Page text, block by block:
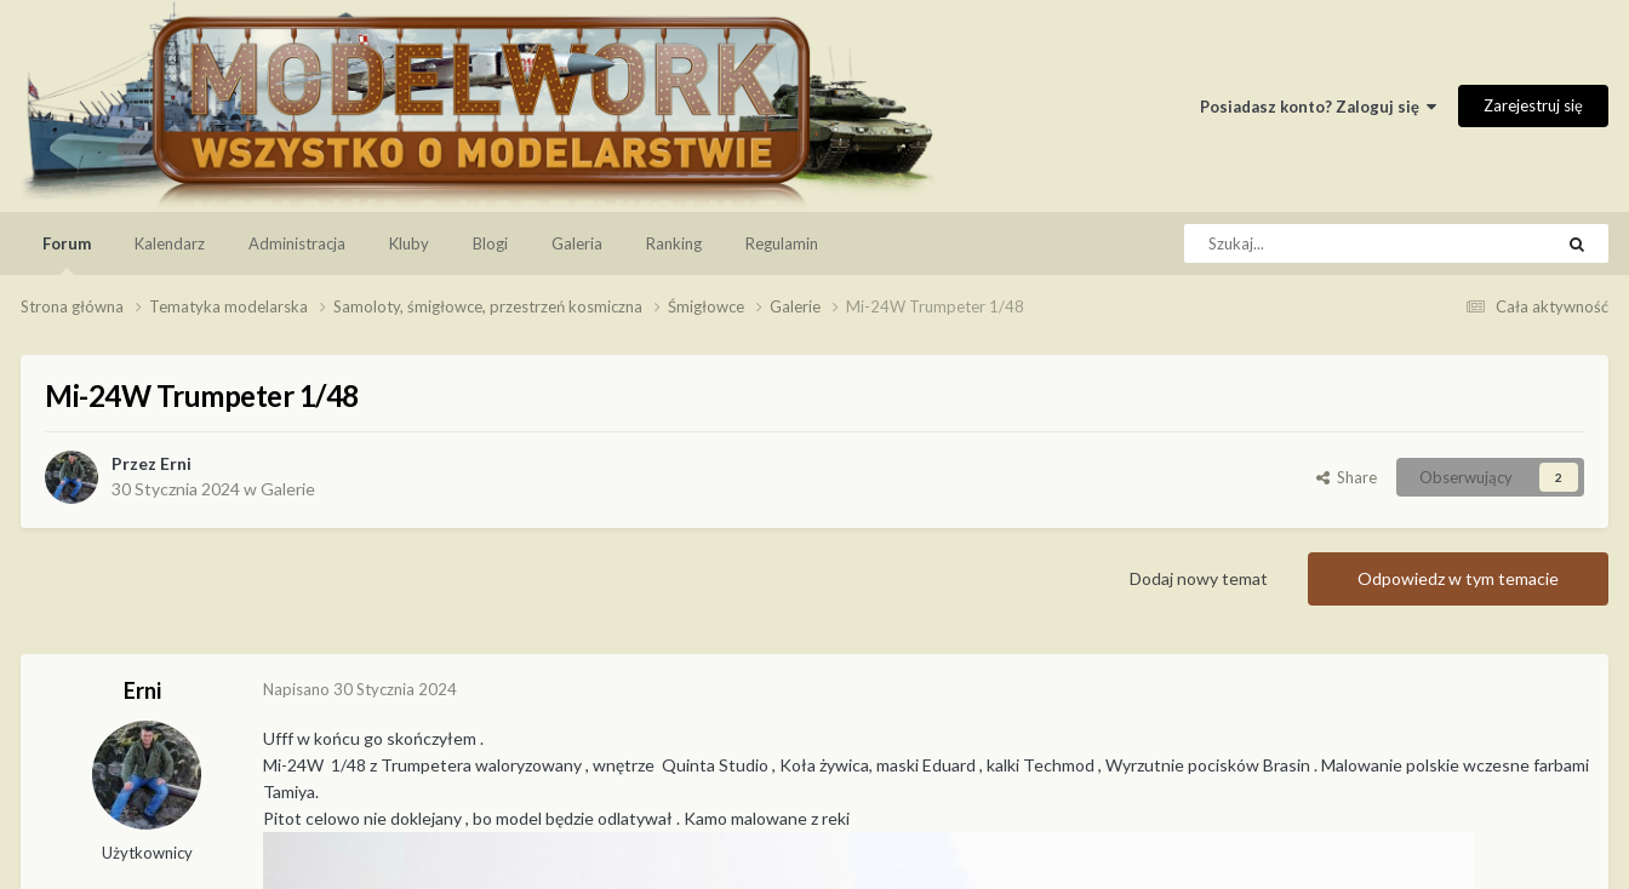
Posiadasz konto? Zaloguj się Zarejestruj się
Forum Kalendarz Administracja Kluby Blogi Galeria Ranking Regulamin
Cała aktywność
Strona główna Tematyka modelarska Samoloty, śmigłowce, przestrzeń kosmiczna Śmigłowce Galerie Mi-24W Trumpeter 1/48
Mi-24W Trumpeter 1/48
Przez Erni
30 Stycznia 2024w Galerie
Share Obserwujący 2
Odpowiedz w tym temacie
Dodaj nowy temat
Erni
Użytkownicy
Napisano 30 Stycznia 2024
Ufff w końcu go skończyłem .
Mi-24W 1/48 z Trumpetera waloryzowany , wnętrze Quinta Studio , Koła żywica, maski Eduard , kalki Techmod , Wyrzutnie pocisków Brasin . Malowanie polskie wczesne farbami
Tamiya.
Pitot celowo nie doklejany , bo model będzie odlatywał . Kamo malowane z reki